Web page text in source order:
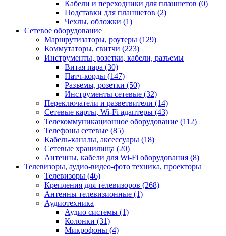
Кабели и переходники для планшетов (0)
Подставки для планшетов (2)
Чехлы, обложки (1)
Сетевое оборудование
Маршрутизаторы, роутеры (129)
Коммутаторы, свитчи (223)
Инструменты, розетки, кабели, разъемы
Витая пара (30)
Патч-корды (147)
Разъемы, розетки (50)
Инструменты сетевые (32)
Переключатели и разветвители (14)
Сетевые карты, Wi-Fi адаптеры (43)
Телекоммуникационное оборудование (112)
Телефоны сетевые (85)
Кабель-каналы, аксессуары (18)
Сетевые хранилища (20)
Антенны, кабели для Wi-Fi оборудования (8)
Телевизоры, аудио-видео-фото техника, проекторы
Телевизоры (46)
Крепления для телевизоров (268)
Антенны телевизионные (1)
Аудиотехника
Аудио системы (1)
Колонки (31)
Микрофоны (4)